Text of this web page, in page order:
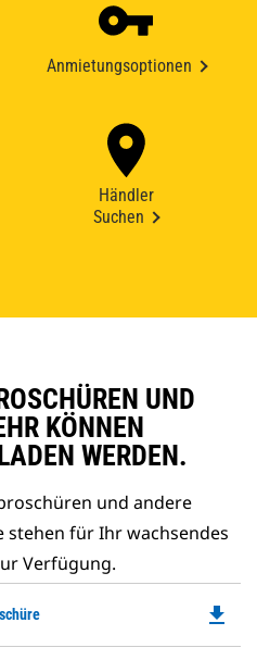
Anmietungsoptionen
Händler
Suchen
UND
KÖNNEN
WERDEN.
und andere
für Ihr wachsendes
Verfügung.
file_download